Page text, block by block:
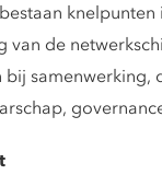
van de
samenwerking,